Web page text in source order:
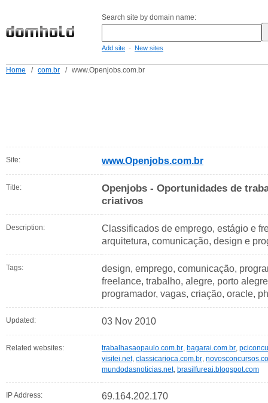
Search site by domain name:
Add site - New sites
Home / com.br / www.Openjobs.com.br
Site: www.Openjobs.com.br
Title:
Openjobs - Oportunidades de
criativos
Description:
Classificados de emprego, estágio e
arquitetura, comunicação, design e
Tags:
design, emprego, comunicação,
freelance, trabalho, alegre, porto
programador, vagas, criação, oracle,
Updated: 03 Nov 2010
Related websites: trabalhasaopaulo.com.br, bagarai.com.br,
visitei.net, classicarioca.com.br,
mundodasnoticias.net, brasilfureai.blogspot.com
IP Address: 69.164.202.170